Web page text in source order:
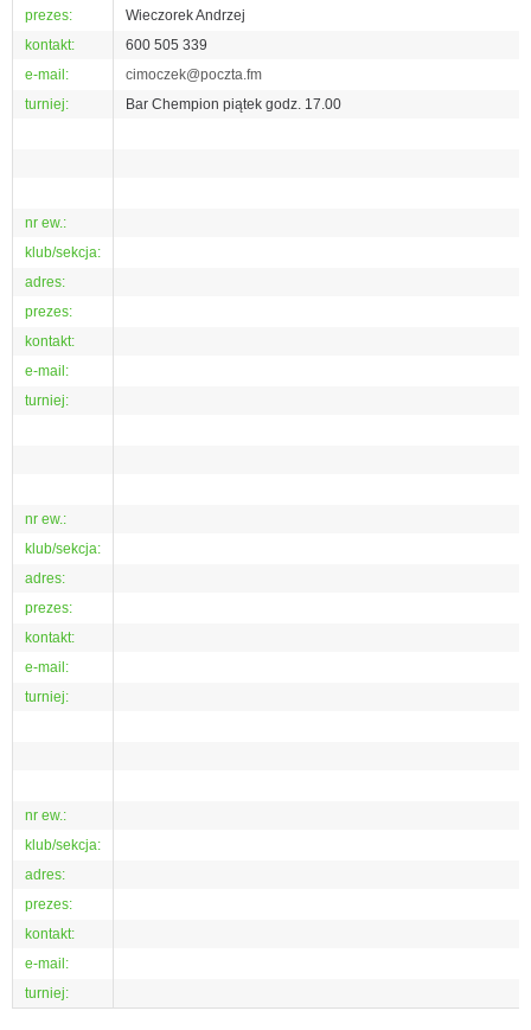
prezes:
Wieczorek Andrzej
kontakt:
600 505 339
e-mail:
cimoczek@poczta.fm
turniej:
Bar Chempion piątek godz. 17.00
nr ew.:
klub/sekcja:
adres:
prezes:
kontakt:
e-mail:
turniej:
nr ew.:
klub/sekcja:
adres:
prezes:
kontakt:
e-mail:
turniej:
nr ew.:
klub/sekcja:
adres:
prezes:
kontakt:
e-mail:
turniej: